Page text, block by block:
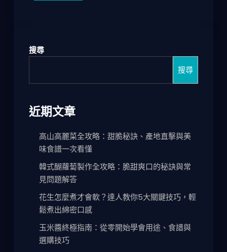
搜尋
搜尋
近期文章
高山高麗菜全攻略：甜脆秘訣、產地直擊與美
味食譜一次看懂
韓式醐蘿蔔製作全攻略：脆甜爽口的秘訣與常
見問題解答
花生怎麼煮才會軟？達人教你5大關鍵技巧，輕
鬆煮出綿密口感
玉米醬終極指南：從零開始學會用途、食譜與
選購技巧